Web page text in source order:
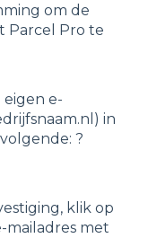
om de
Parcel Pro te
eigen e-
in
?
klik op
mailadres met